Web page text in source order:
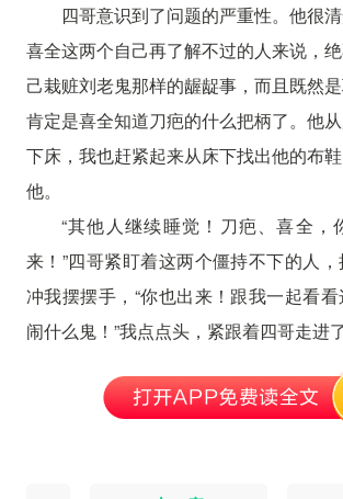
四哥意识到了问题的严重性。他很
喜全这两个自己再了解不过的人来说，
己栽赃刘老鬼那样的龌龊事，而且既然
肯定是喜全知道刀疤的什么把柄了。他
下床，我也赶紧起来从床下找出他的布
他。
“其他人继续睡觉！刀疤、喜全，
来！”四哥紧盯着这两个僵持不下的人
冲我摆摆手，“你也出来！跟我一起看
闹什么鬼！”我点点头，紧跟着四哥走进了